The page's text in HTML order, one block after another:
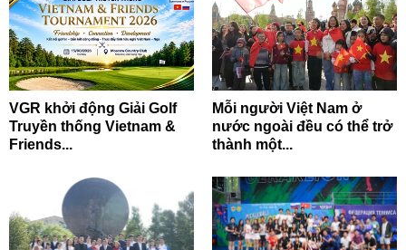
VGR khởi động Giải Golf
Truyền thống Vietnam &
Friends...
Mỗi người Việt Nam ở
nước ngoài đều có thể trở
thành một...